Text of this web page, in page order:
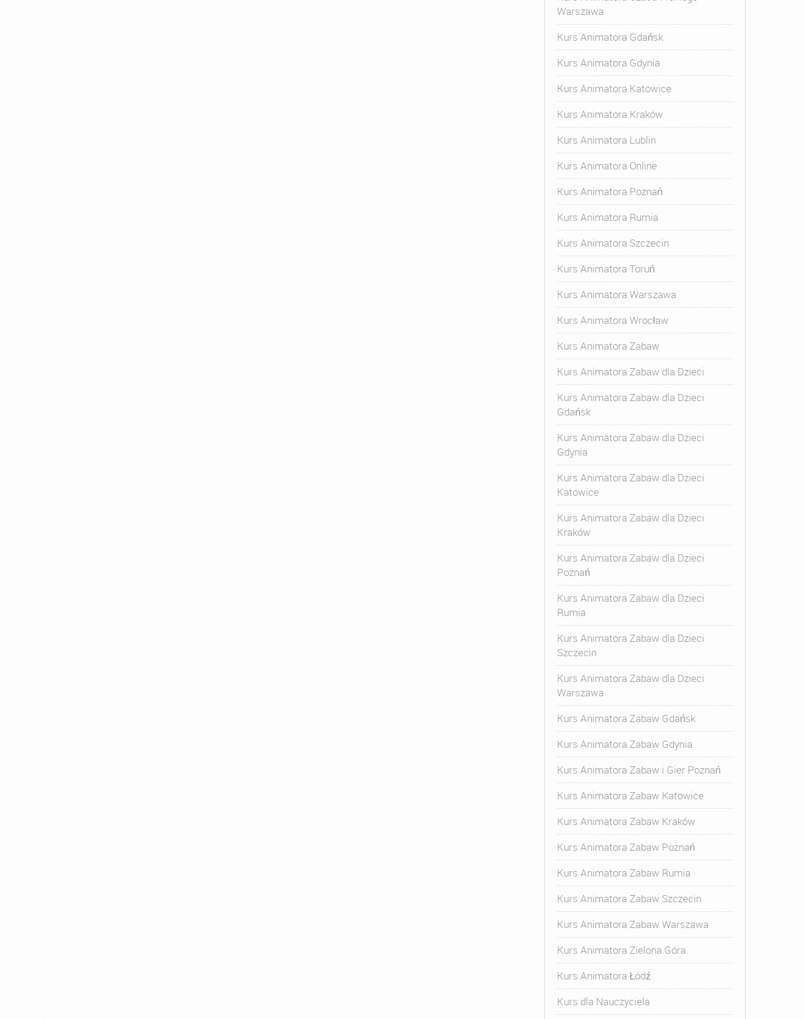
Warszawa
Kurs Animatora Gdańsk
Kurs Animatora Gdynia
Kurs Animatora Katowice
Kurs Animatora Kraków
Kurs Animatora Lublin
Kurs Animatora Online
Kurs Animatora Poznań
Kurs Animatora Rumia
Kurs Animatora Szczecin
Kurs Animatora Toruń
Kurs Animatora Warszawa
Kurs Animatora Wrocław
Kurs Animatora Zabaw
Kurs Animatora Zabaw dla Dzieci
Kurs Animatora Zabaw dla Dzieci
Gdańsk
Kurs Animatora Zabaw dla Dzieci
Gdynia
Kurs Animatora Zabaw dla Dzieci
Katowice
Kurs Animatora Zabaw dla Dzieci
Kraków
Kurs Animatora Zabaw dla Dzieci
Poznań
Kurs Animatora Zabaw dla Dzieci
Rumia
Kurs Animatora Zabaw dla Dzieci
Szczecin
Kurs Animatora Zabaw dla Dzieci
Warszawa
Kurs Animatora Zabaw Gdańsk
Kurs Animatora Zabaw Gdynia
Kurs Animatora Zabaw i Gier Poznań
Kurs Animatora Zabaw Katowice
Kurs Animatora Zabaw Kraków
Kurs Animatora Zabaw Poznań
Kurs Animatora Zabaw Rumia
Kurs Animatora Zabaw Szczecin
Kurs Animatora Zabaw Warszawa
Kurs Animatora Zielona Góra
Kurs Animatora Łódź
Kurs dla Nauczyciela